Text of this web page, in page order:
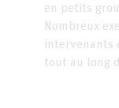
en petits
Nombreux
intervenants
tout au long